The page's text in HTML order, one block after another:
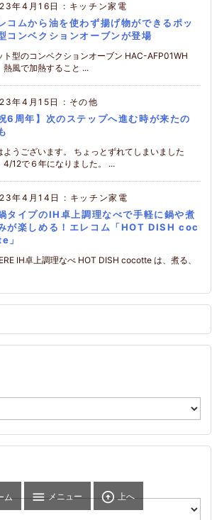
年4月16日 : キッチン家電
コムから油を使わず揚げ物ができるポッ
コンベクションオーブンが登場
ト型のコンベクションオーブン HAC-AFP01WH
熱風で加熱すること ...
年4月15日 : その他
祝6周年】次のステップへ進む時が来たの
ようございます。 ちょっとずれてしまいました
4/12で６年になりました。 ...
年4月14日 : キッチン家電
タイプのIH卓上調理なべで手軽に鍋や煮
が楽しめる！エレコム「HOT DISH coc
」
IH卓上調理なべ HOT DISH cocotte は、煮る、
ム  メニュー  上へ